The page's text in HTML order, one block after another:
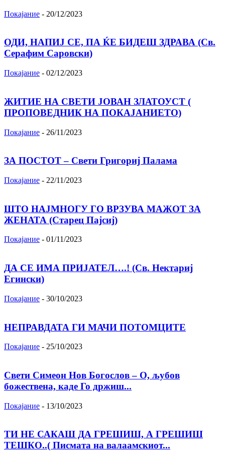
Покајание - 20/12/2023
ОДИ, НАПИЈ СЕ, ПА ЌЕ БИДЕШ ЗДРАВА (Св.
Серафим Саровски)
Покајание - 02/12/2023
ЖИТИЕ НА СВЕТИ ЈОВАН ЗЛАТОУСТ (
ПРОПОВЕДНИК НА ПОКАЈАНИЕТО)
Покајание - 26/11/2023
ЗА ПОСТОТ – Свети Григориј Палама
Покајание - 22/11/2023
ШТО НАЈМНОГУ ГО ВРЗУВА МАЖОТ ЗА
ЖЕНАТА (Старец Пајсиј)
Покајание - 01/11/2023
ДА СЕ ИМА ПРИЈАТЕЛ….! (Св. Нектариј
Егински)
Покајание - 30/10/2023
НЕПРАВДАТА ГИ МАЧИ ПОТОМЦИТЕ
Покајание - 25/10/2023
Свети Симеон Нов Богослов – О, љубов
божествена, каде Го држиш...
Покајание - 13/10/2023
ТИ НЕ САКАШ ДА ГРЕШИШ, А ГРЕШИШ
ТЕШКО..( Писмата на валаамскиот...